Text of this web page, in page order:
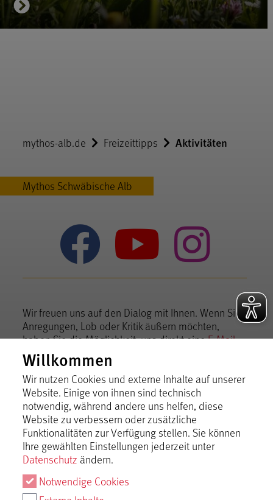
mythos-alb.de Freizeittipps Aktivitäten
Mythos Schwäbische Alb
Mythos
Wir freuen uns auf den Dialog mit Ihnen. Wenn Sie
Anregungen, Lob oder Kritik äußern möchten,
haben Sie die Möglichkeit, uns direkt eineE-Mail
zu schreiben.
Tourismusgemeinschaft Mythos Schwäbische
Alb im Landkreis Reutlingen e.V.
Bismarckstraße 21, 72574 Bad Urach
Telefon +49 7125 15060-0,info@mythos-alb.de
Willkommen
Wir nutzen Cookies und externe Inhalte auf unserer
Website. Einige von ihnen sind technisch
notwendig, während andere uns helfen, diese
Website zu verbessern oder zusätzliche
Funktionalitäten zur Verfügung stellen. Sie können
Ihre gewählten Einstellungen jederzeit unter
Datenschutz ändern.
Notwendige Cookies